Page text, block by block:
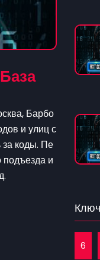
Барбо
и улиц с
коды. Пе
подъезда и
6